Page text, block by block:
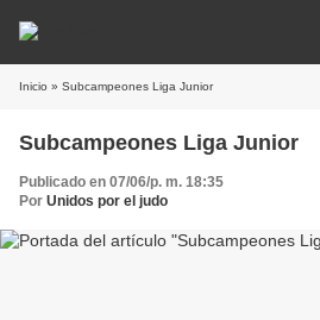
Inicio » Subcampeones Liga Junior
Subcampeones Liga Junior
Publicado en 07/06/p. m. 18:35
Por Unidos por el judo